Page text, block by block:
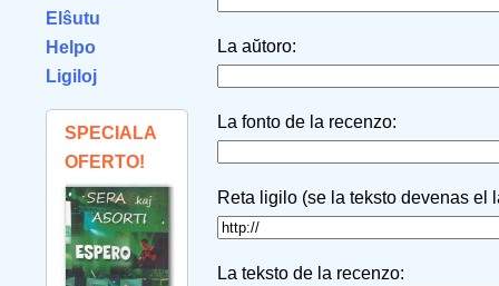
Elŝutu
Helpo
Ligiloj
SPECIALA
OFERTO!
La aŭtoro:
La fonto de la recenzo:
Reta ligilo (se la teksto devenas el
La teksto de la recenzo: